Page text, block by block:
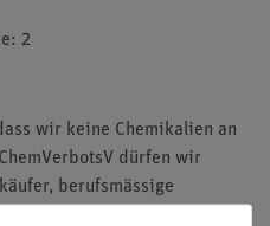
2
wir keine Chemikalien an
dürfen wir
berufsmässige